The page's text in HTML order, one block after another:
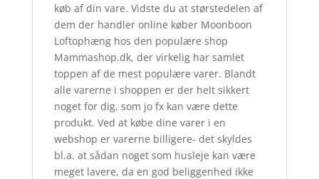
køb af din vare. Vidste du at størstedelen af
dem der handler online køber Moonboon
Loftophæng hos den populære shop
Mammashop.dk, der virkelig har samlet
toppen af de mest populære varer. Blandt
alle varerne i shoppen er der helt sikkert
noget for dig, som jo fx kan være dette
produkt. Ved at købe dine varer i en
webshop er varerne billigere- det skyldes
bl.a. at sådan noget som husleje kan være
meget lavere, da en god beliggenhed ikke